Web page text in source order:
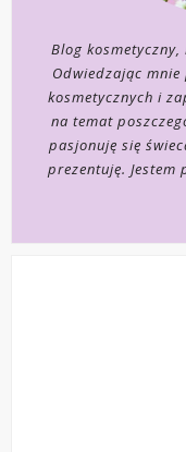
Blog
Odwiedzając
kosmetycznych i
na temat
pasjonuję się
prezentuję.